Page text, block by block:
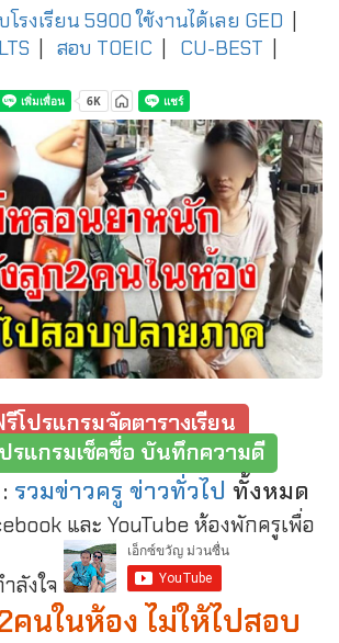
โรงเรียน 5900 ใช้งานได้เลย GED
สอบ TOEIC CU-BEST
โปรแกรมจัดตารางเรียน
รแกรมเช็คชื่อ บันทึกความดี
รวมข่าวครู ข่าวทั่วไป ทั้งหมด
และ YouTube ห้องพักครูเพื่อ
ลังใจ
คนในห้อง ไม่ให้ไปสอบ